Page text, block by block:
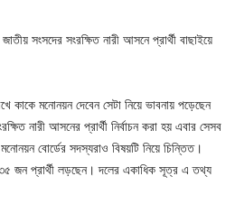
সংসদের সংরক্ষিত নারী আসনে প্রার্থী বাছাইয়ে
কাকে মনোনয়ন দেবেন সেটা নিয়ে ভাবনায় পড়েছেন
নারী আসনের প্রার্থী নির্বাচন করা হয় এবার সেসব
বোর্ডের সদস্যরাও বিষয়টি নিয়ে চিন্তিত।
জন প্রার্থী লড়ছেন। দলের একাধিক সূত্র এ তথ্য